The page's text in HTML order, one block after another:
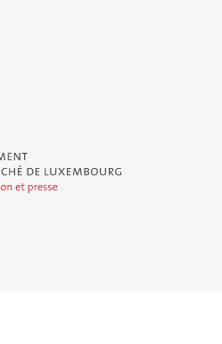
Duché de Luxembourg - Service